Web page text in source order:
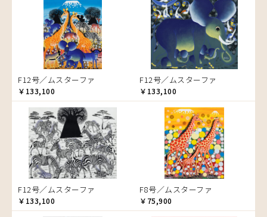
蝶
チンパンジー
動物たち
鳥
トカゲ
トンボ
日常
ニワトリ
バオバブの木
バッファロー
花
ヒョウ
フクロウ
ブドウの木
F12号／ムスターファ
￥133,100
F12号／ムスターファ
￥133,100
F12号／ムスターファ
￥133,100
F8号／ムスターファ
￥75,900